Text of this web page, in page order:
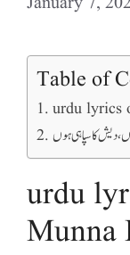
Table of
urdu lyrics
دیش کا سپاہی ہوں
urdu
Munna